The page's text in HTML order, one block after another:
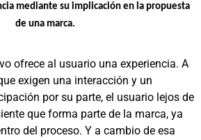
mediante su implicación en la propuesta
de una marca.
ofrece al usuario una experiencia. A
exigen una interacción y un
por su parte, el usuario lejos de
que forma parte de la marca, ya
del proceso. Y a cambio de esa